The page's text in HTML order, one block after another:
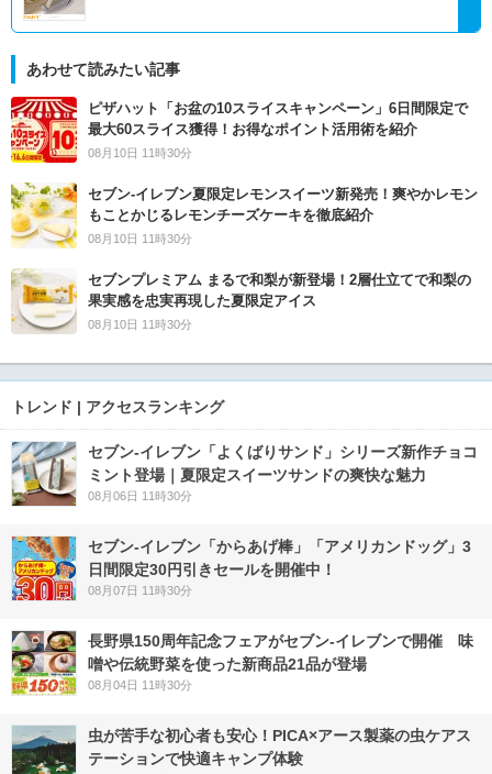
あわせて読みたい記事
ピザハット「お盆の10スライスキャンペーン」6日間限定で
最大60スライス獲得！お得なポイント活用術を紹介
08月10日 11時30分
セブン‐イレブン夏限定レモンスイーツ新発売！爽やかレモン
もことかじるレモンチーズケーキを徹底紹介
08月10日 11時30分
セブンプレミアム まるで和梨が新登場！2層仕立てで和梨の
果実感を忠実再現した夏限定アイス
08月10日 11時30分
トレンド | アクセスランキング
セブン‐イレブン「よくばりサンド」シリーズ新作チョコ
ミント登場｜夏限定スイーツサンドの爽快な魅力
08月06日 11時30分
セブン‐イレブン「からあげ棒」「アメリカンドッグ」3
日間限定30円引きセールを開催中！
08月07日 11時30分
長野県150周年記念フェアがセブン-イレブンで開催 味
噌や伝統野菜を使った新商品21品が登場
08月04日 11時30分
虫が苦手な初心者も安心！PICA×アース製薬の虫ケアス
テーションで快適キャンプ体験